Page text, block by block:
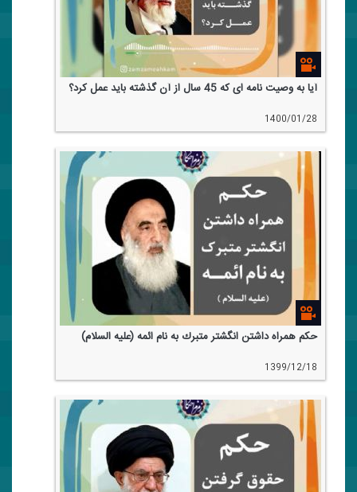
آیا به وصیت نامه ای كه 45 سال از آن گذشته باید عمل كرد؟
1400/01/28
حكم همراه داشتن انگشتر متبرك به نام ائمه (علیه السلام)
1399/12/18